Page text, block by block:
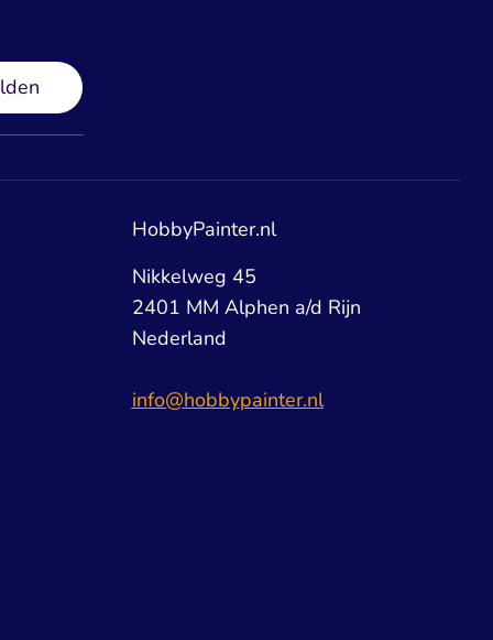
HobbyPainter.nl
Nikkelweg 45
2401 MM Alphen a/d Rijn
Nederland
info@hobbypainter.nl